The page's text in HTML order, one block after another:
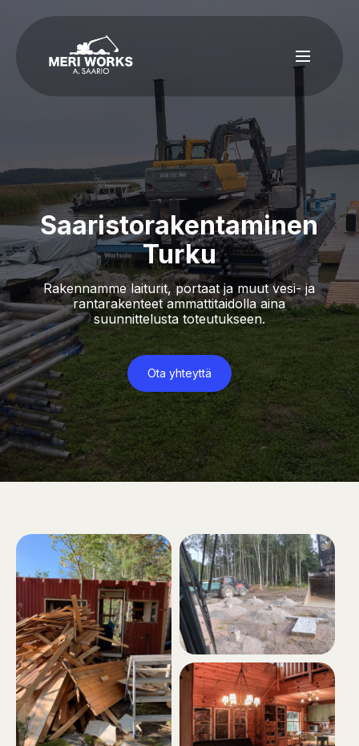
Saaristorakentaminen
Turku
Rakennamme laiturit, portaat ja muut vesi- ja
rantarakenteet ammattitaidolla aina
suunnittelusta toteutukseen.
Ota yhteyttä